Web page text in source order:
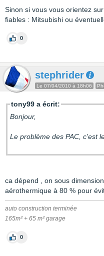
Sinon si vous vous orientez
fiables : Mitsubishi ou
0
stephrider
Le 07/04/2010 à 18h06
tony99 a écrit:
Bonjour,
Le problème des PAC, c'est
ca dépend , on sous
aérothermique à 80 % pour
auto construction terminée
165m² + 65 m² garage
0